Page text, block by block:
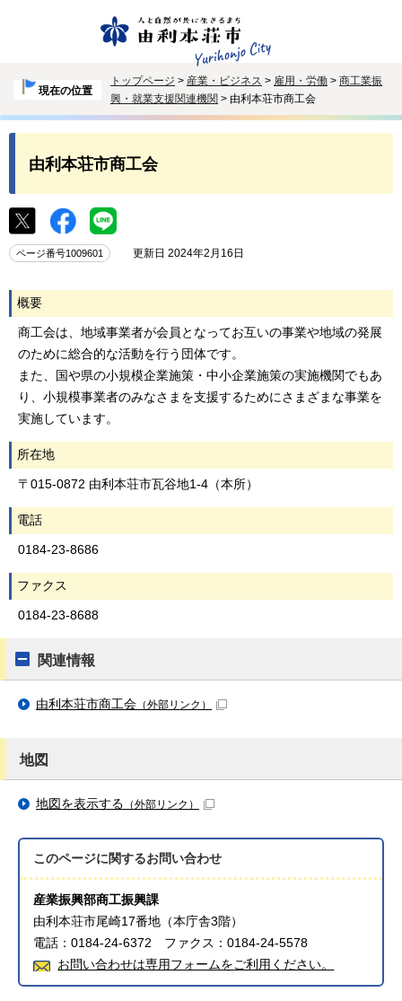
現在の位置
トップページ > 産業・ビジネス > 雇用・労働 > 商工業振
興・就業支援関連機関 > 由利本荘市商工会
由利本荘市商工会
ページ番号1009601 更新日 2024年2月16日
概要
商工会は、地域事業者が会員となってお互いの事業や地域の発展
のために総合的な活動を行う団体です。
また、国や県の小規模企業施策・中小企業施策の実施機関でもあ
り、小規模事業者のみなさまを支援するためにさまざまな事業を
実施しています。
所在地
〒015-0872 由利本荘市瓦谷地1-4（本所）
電話
0184-23-8686
ファクス
0184-23-8688
関連情報
由利本荘市商工会 （外部リンク）
地図
地図を表示する （外部リンク）
このページに関するお問い合わせ
産業振興部商工振興課
由利本荘市尾崎17番地（本庁舎3階）
電話：0184-24-6372 ファクス：0184-24-5578
お問い合わせは専用フォームをご利用ください。